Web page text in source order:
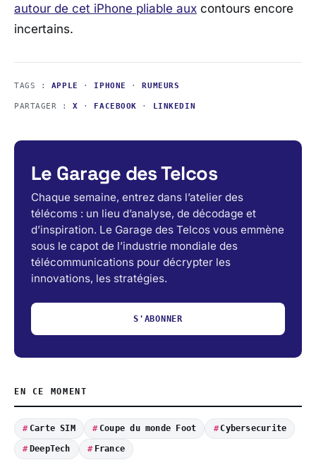
autour de cet iPhone pliable aux contours encore
incertains.
TAGS : APPLE · IPHONE · RUMEURS
PARTAGER :X · FACEBOOK · LINKEDIN
Le Garage des Telcos
Chaque semaine, entrez dans l’atelier des
télécoms : un lieu d’analyse, de décodage et
d’inspiration. Le Garage des Telcos vous emmène
sous le capot de l’industrie mondiale des
télécommunications pour décrypter les
innovations, les stratégies.
S'ABONNER
EN CE MOMENT
Carte SIM Coupe du monde Foot Cybersecurite
DeepTech France